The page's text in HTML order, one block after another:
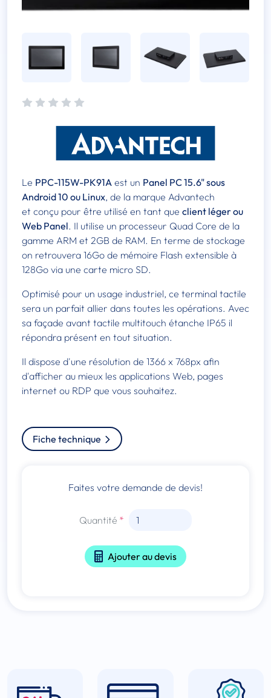
Le PPC-115W-PK91A est un Panel PC 15.6" sous
Android 10 ou Linux, de la marque Advantech
et conçu pour être utilisé en tant que client léger ou
Web Panel. Il utilise un processeur Quad Core de la
gamme ARM et 2GB de RAM. En terme de stockage
on retrouvera 16Go de mémoire Flash extensible à
128Go via une carte micro SD.
Optimisé pour un usage industriel, ce terminal tactile
sera un parfait allier dans toutes les opérations. Avec
sa façade avant tactile multitouch étanche IP65 il
répondra présent en tout situation.
Il dispose d'une résolution de 1366 x 768px afin
d'afficher au mieux les applications Web, pages
internet ou RDP que vous souhaitez.
Fiche technique
Faites votre demande de devis!
Quantité
Ajouter au devis